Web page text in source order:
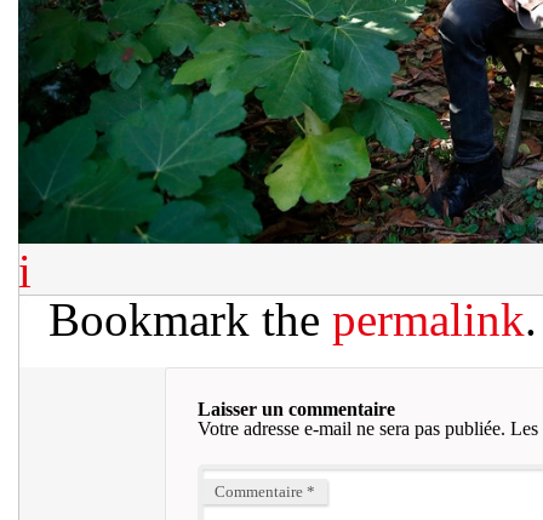
i
Bookmark the permalink.
Laisser un commentaire
Votre adresse e-mail ne sera pas publiée. Les
Commentaire *